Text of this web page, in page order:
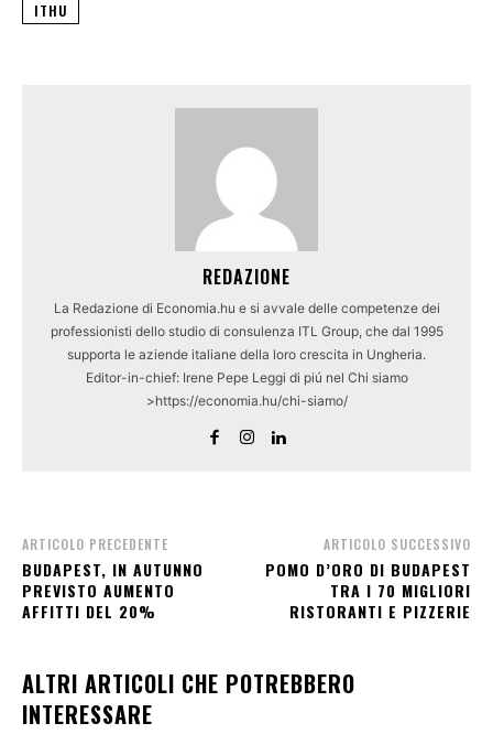
ITHU
REDAZIONE
La Redazione di Economia.hu e si avvale delle competenze dei
professionisti dello studio di consulenza ITL Group, che dal 1995
supporta le aziende italiane della loro crescita in Ungheria.
Editor-in-chief: Irene Pepe Leggi di piú nel Chi siamo
>https://economia.hu/chi-siamo/
ARTICOLO PRECEDENTE
BUDAPEST, IN AUTUNNO
PREVISTO AUMENTO
AFFITTI DEL 20%
ARTICOLO SUCCESSIVO
POMO D’ORO DI BUDAPEST
TRA I 70 MIGLIORI
RISTORANTI E PIZZERIE
ALTRI ARTICOLI CHE POTREBBERO
INTERESSARE